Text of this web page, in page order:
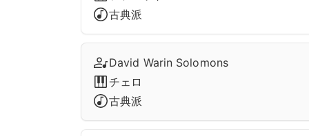
古典派
David Warin Solomons
チェロ
古典派